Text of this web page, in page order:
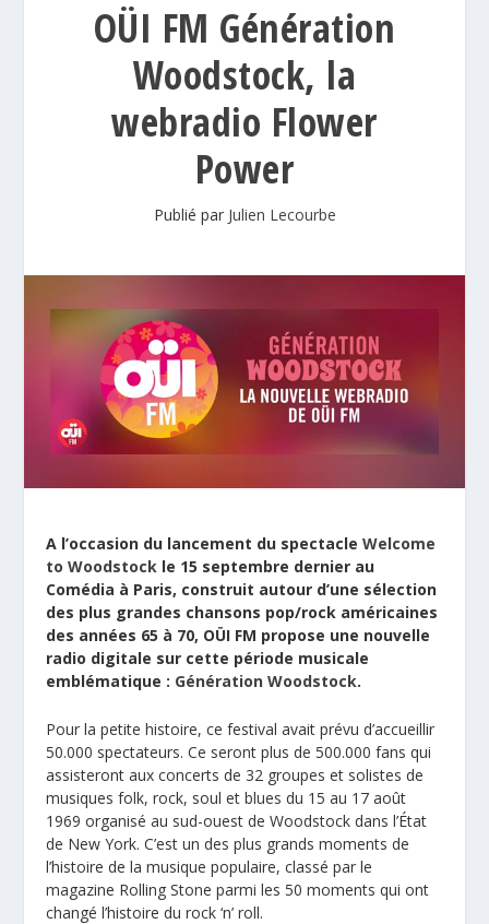
OÜI FM Génération
Woodstock, la
webradio Flower
Power
Publié par Julien Lecourbe
A l’occasion du lancement du spectacleWelcome
to Woodstock le 15 septembre dernier au
Comédia à Paris, construit autour d’une sélection
des plus grandes chansons pop/rock américaines
des années 65 à 70, OÜI FM propose une nouvelle
radio digitale sur cette période musicale
emblématique : Génération Woodstock.
Pour la petite histoire, ce festival avait prévu d’accueillir
50.000 spectateurs. Ce seront plus de 500.000 fans qui
assisteront aux concerts de 32 groupes et solistes de
musiques folk, rock, soul et blues du 15 au 17 août
1969 organisé au sud-ouest de Woodstock dans l’État
de New York. C’est un des plus grands moments de
l’histoire de la musique populaire, classé par le
magazine Rolling Stone parmi les 50 moments qui ont
changé l’histoire du rock ‘n’ roll.